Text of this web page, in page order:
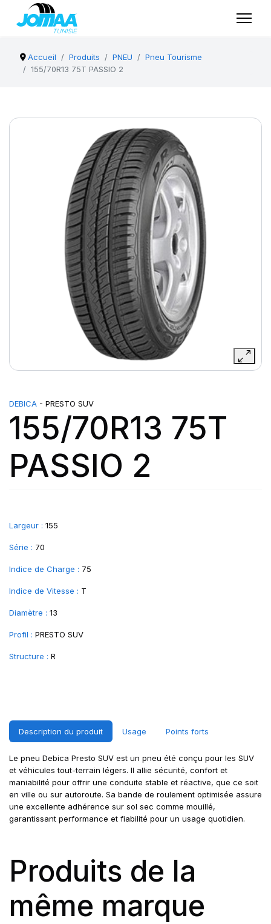
Accueil Produits PNEU
Pneu Tourisme
155/70R13 75T PASSIO 2
DEBICA - PRESTO SUV
155/70R13 75T
PASSIO 2
Largeur : 155
Série : 70
Indice de Charge : 75
Indice de Vitesse : T
Diamètre : 13
Profil : PRESTO SUV
Structure : R
Description du produit Usage Points forts
Le pneu Debica Presto SUV est un pneu été conçu pour les SUV
et véhicules tout-terrain légers. Il allie sécurité, confort et
maniabilité pour offrir une conduite stable et réactive, que ce soit
en ville ou sur autoroute. Sa bande de roulement optimisée assure
une excellente adhérence sur sol sec comme mouillé,
garantissant performance et fiabilité pour un usage quotidien.
Produits de la
même marque